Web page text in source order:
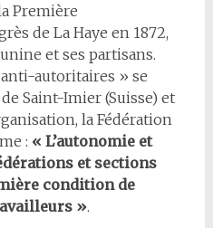
Première
de La Haye en 1872,
et ses partisans.
anti-autoritaires » se
Saint-Imier (Suisse) et
la Fédération
: « L’autonomie et
et sections
condition de
».